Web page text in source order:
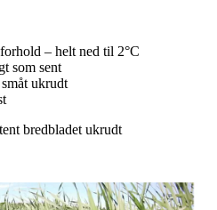
– helt ned til 2°C
som sent
ukrudt
bredbladet ukrudt